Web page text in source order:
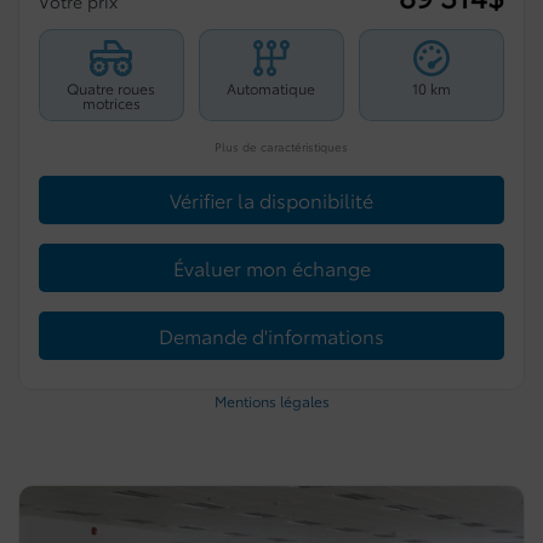
Quatre roues
motrices
Automatique 10 km
Plus de caractéristiques
Vérifier la disponibilité
Évaluer mon échange
Demande d'informations
Mentions légales